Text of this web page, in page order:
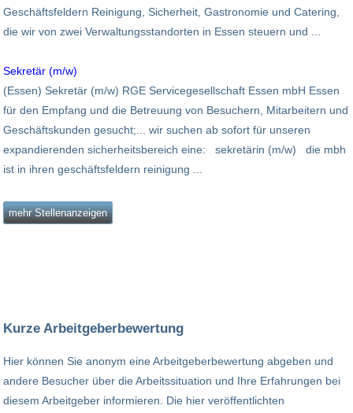
Geschäftsfeldern Reinigung, Sicherheit, Gastronomie und Catering,
die wir von zwei Verwaltungsstandorten in Essen steuern und ...
Sekretär (m/w)
(Essen) Sekretär (m/w) RGE Servicegesellschaft Essen mbH Essen
für den Empfang und die Betreuung von Besuchern, Mitarbeitern und
Geschäftskunden gesucht;... wir suchen ab sofort für unseren
expandierenden sicherheitsbereich eine: sekretärin (m/w) die mbh
ist in ihren geschäftsfeldern reinigung ...
mehr Stellenanzeigen
Kurze Arbeitgeberbewertung
Hier können Sie anonym eine Arbeitgeberbewertung abgeben und
andere Besucher über die Arbeitssituation und Ihre Erfahrungen bei
diesem Arbeitgeber informieren. Die hier veröffentlichten